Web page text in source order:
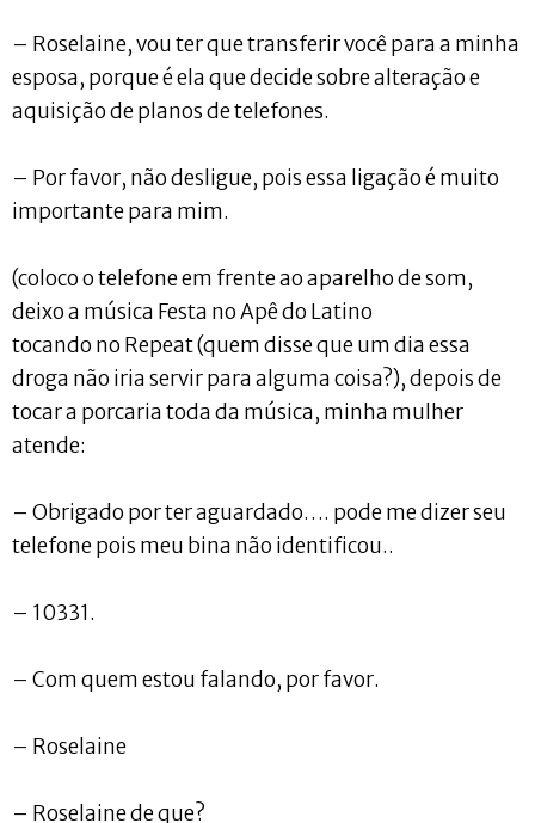
– Roselaine, vou ter que transferir você para a minha
esposa, porque é ela que decide sobre alteração e
aquisição de planos de telefones.
– Por favor, não desligue, pois essa ligação é muito
importante para mim.
(coloco o telefone em frente ao aparelho de som,
deixo a música Festa no Apê do Latino
tocando no Repeat (quem disse que um dia essa
droga não iria servir para alguma coisa?), depois de
tocar a porcaria toda da música, minha mulher
atende:
– Obrigado por ter aguardado…. pode me dizer seu
telefone pois meu bina não identificou..
– 10331.
– Com quem estou falando, por favor.
– Roselaine
– Roselaine de que?